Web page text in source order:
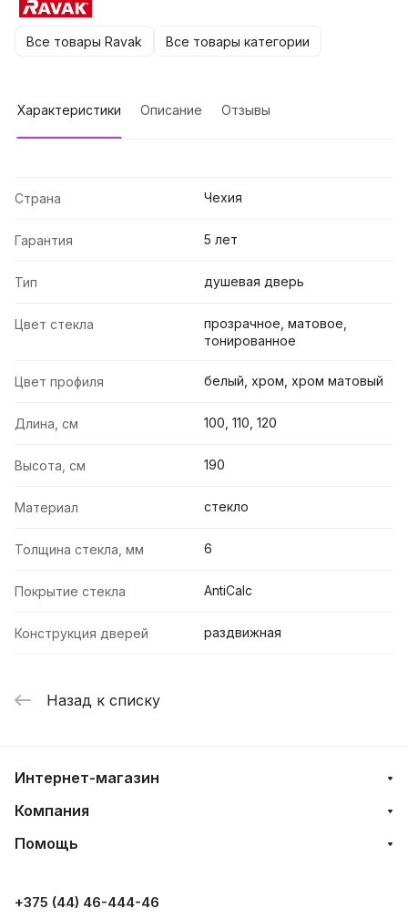
Все товары Ravak Все товары категории
Характеристики Описание Отзывы
Страна Чехия
Гарантия 5 лет
Тип душевая дверь
Цвет стекла
прозрачное, матовое,
тонированное
Цвет профиля белый, хром, хром матовый
Длина, см 100, 110, 120
Высота, см 190
Материал стекло
Толщина стекла, мм 6
Покрытие стекла AntiCalc
Конструкция дверей раздвижная
Назад к списку
Интернет-магазин
Компания
Помощь
+375 (44) 46-444-46